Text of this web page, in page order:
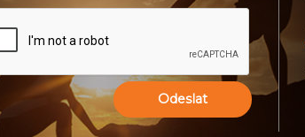
Odeslat